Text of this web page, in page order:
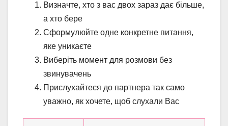
Визначте, хто з вас двох зараз дає більше,
а хто бере
Сформулюйте одне конкретне питання,
яке уникаєте
Виберіть момент для розмови без
звинувачень
Прислухайтеся до партнера так само
уважно, як хочете, щоб слухали Вас